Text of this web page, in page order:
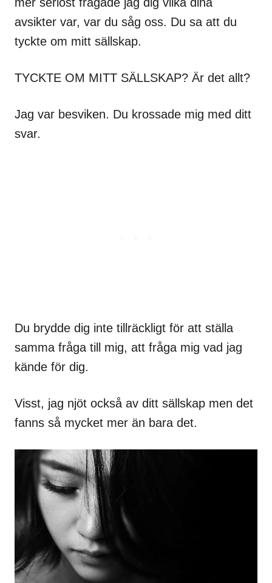
avsikter var, var du såg oss. Du sa att du
tyckte om mitt sällskap.
TYCKTE OM MITT SÄLLSKAP? Är det allt?
Jag var besviken. Du krossade mig med ditt
svar.
Du brydde dig inte tillräckligt för att ställa
samma fråga till mig, att fråga mig vad jag
kände för dig.
Visst, jag njöt också av ditt sällskap men det
fanns så mycket mer än bara det.